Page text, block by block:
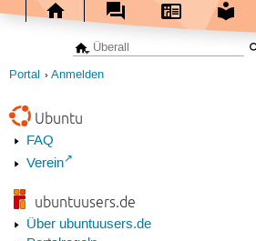
Portal Anmelden
Ubuntu
FAQ
Verein
ubuntuusers.de
Über ubuntuusers.de